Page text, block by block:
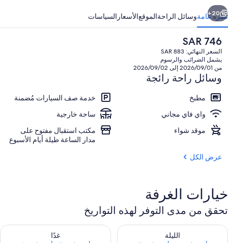
التالي
20+
نظرة عامةوسائل الراحةالموقعالأسعار السياسات
السعر
الحالي
هو
SAR
746
SAR 746
السعر النهائي: SAR 883
يشمل الضرائب والرسوم
من 2026/09/01 إلى 2026/09/02
وسائل راحة رائجة
مطبخ
خدمة صف السيارات مُضمنة
واي فاي مجاني
ساحة خارجية
موقد شواء
مكتب استقبال مفتوح على
مدار الساعة طيلة أيام الأسبوع
عرض الكل
خيارات الغرفة
تحقق من مدى التوفر لهذه التواريخ
الليلة
تحقق من مدى التوفر لليلة للفترة أغسطس 6 - أغسطس 7
غدًا
تحقق من مدى التوفر لغد للفترة أغسطس